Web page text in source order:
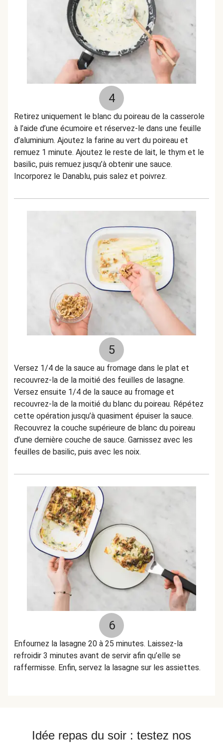
4
Retirez uniquement le blanc du poireau de la casserole
à l’aide d’une écumoire et réservez-le dans une feuille
d’aluminium. Ajoutez la farine au vert du poireau et
remuez 1 minute. Ajoutez le reste de lait, le thym et le
basilic, puis remuez jusqu’à obtenir une sauce.
Incorporez le Danablu, puis salez et poivrez.
5
Versez 1/4 de la sauce au fromage dans le plat et
recouvrez-la de la moitié des feuilles de lasagne.
Versez ensuite 1/4 de la sauce au fromage et
recouvrez-la de la moitié du blanc du poireau. Répétez
cette opération jusqu’à quasiment épuiser la sauce.
Recouvrez la couche supérieure de blanc du poireau
d’une dernière couche de sauce. Garnissez avec les
feuilles de basilic, puis avec les noix.
6
Enfournez la lasagne 20 à 25 minutes. Laissez-la
refroidir 3 minutes avant de servir afin qu’elle se
raffermisse. Enfin, servez la lasagne sur les assiettes.
Idée repas du soir : testez nos